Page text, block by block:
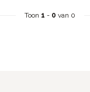
Toon 1 - 0 van 0